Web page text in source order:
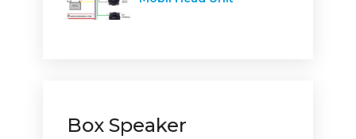
Box Speaker